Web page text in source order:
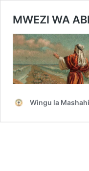
MWEZI WA
Wingu la